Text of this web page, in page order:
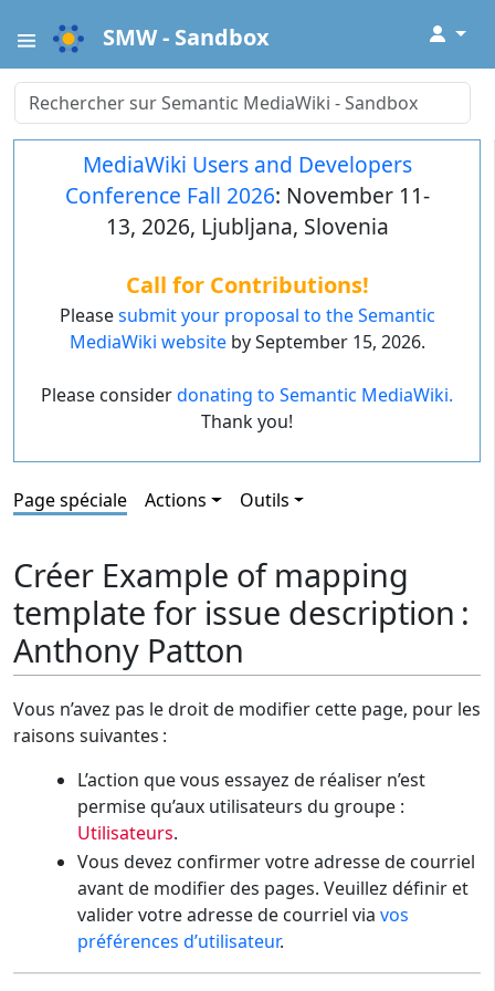
SMW - Sandbox ↓
MediaWiki Users and Developers
Conference Fall 2026: November 11-
13, 2026, Ljubljana, Slovenia
Call for Contributions!
Pleasesubmit your proposal to the Semantic
MediaWiki websiteby September 15, 2026.
Please considerdonating to Semantic MediaWiki.
Thank you!
Page spéciale Actions Outils
Créer Example of mapping
template for issue description :
Anthony Patton
Vous n’avez pas le droit de modifier cette page, pour les
raisons suivantes :
L’action que vous essayez de réaliser n’est
permise qu’aux utilisateurs du groupe :
Utilisateurs.
Vous devez confirmer votre adresse de courriel
avant de modifier des pages. Veuillez définir et
valider votre adresse de courriel via vos
préférences d’utilisateur.